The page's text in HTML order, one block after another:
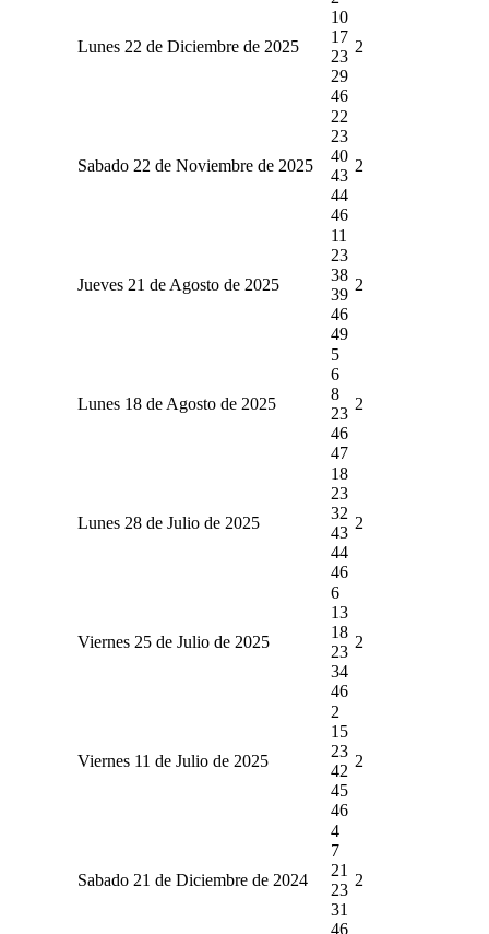
Lunes 22 de Diciembre de 2025
10
17
23
29
46
2
Sabado 22 de Noviembre de 2025
22
23
40
43
44
46
2
Jueves 21 de Agosto de 2025
11
23
38
39
46
49
2
Lunes 18 de Agosto de 2025
5
6
8
23
46
47
2
Lunes 28 de Julio de 2025
18
23
32
43
44
46
2
Viernes 25 de Julio de 2025
6
13
18
23
34
46
2
Viernes 11 de Julio de 2025
2
15
23
42
45
46
2
Sabado 21 de Diciembre de 2024
4
7
21
23
31
46
2